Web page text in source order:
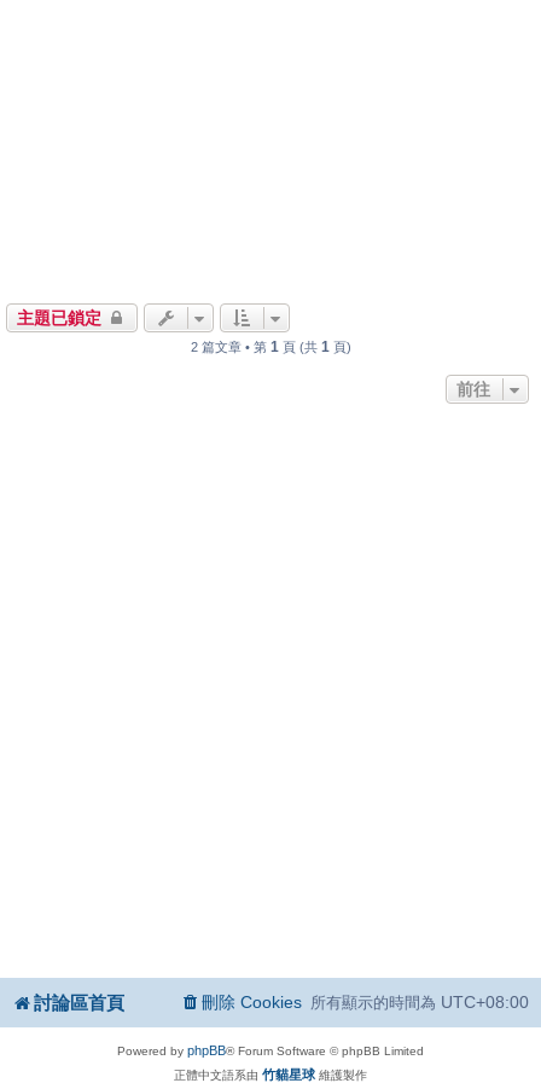
主題已鎖定
2 篇文章 • 第 1 頁 (共 1 頁)
前往
討論區首頁 所有顯示的時間為 UTC+08:00
刪除 Cookies
Powered by phpBB® Forum Software © phpBB Limited
正體中文語系由 竹貓星球 維護製作